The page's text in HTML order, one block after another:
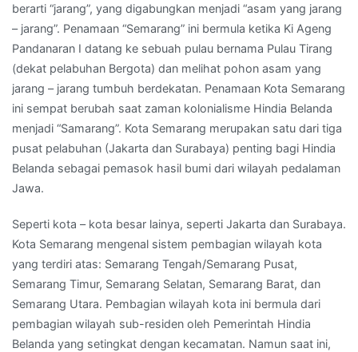
berarti “jarang”, yang digabungkan menjadi “asam yang jarang
– jarang”. Penamaan “Semarang” ini bermula ketika Ki Ageng
Pandanaran I datang ke sebuah pulau bernama Pulau Tirang
(dekat pelabuhan Bergota) dan melihat pohon asam yang
jarang – jarang tumbuh berdekatan. Penamaan Kota Semarang
ini sempat berubah saat zaman kolonialisme Hindia Belanda
menjadi “Samarang”. Kota Semarang merupakan satu dari tiga
pusat pelabuhan (Jakarta dan Surabaya) penting bagi Hindia
Belanda sebagai pemasok hasil bumi dari wilayah pedalaman
Jawa.
Seperti kota – kota besar lainya, seperti Jakarta dan Surabaya.
Kota Semarang mengenal sistem pembagian wilayah kota
yang terdiri atas: Semarang Tengah/Semarang Pusat,
Semarang Timur, Semarang Selatan, Semarang Barat, dan
Semarang Utara. Pembagian wilayah kota ini bermula dari
pembagian wilayah sub-residen oleh Pemerintah Hindia
Belanda yang setingkat dengan kecamatan. Namun saat ini,